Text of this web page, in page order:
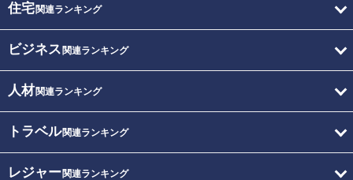
住宅関連ランキング
ビジネス 関連ランキング
人材関連ランキング
トラベル関連ランキング
レジャー関連ランキング